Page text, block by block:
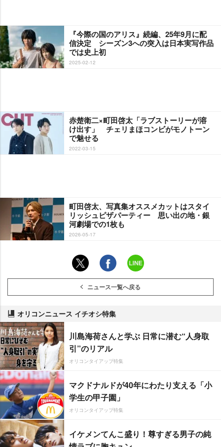
『今際の国のアリス』続編、25年9月に配
信決定 シーズン3への突入は日本実写作品
では史上初
2025-02-12
赤楚衛二×町田啓太「ラブストーリーが溶
け出す」 チェリまほコンビがモノトーン
で魅せる
2022-03-15
町田啓太、写真集オススメカットはスタイ
リッシュピザパーティー 思い出の地・銀
河劇場での1枚も
2026-05-17
ニュース一覧へ戻る
オリコンニュース イチオシ特集
川島海荷さんと学ぶ 日常に潜む“人身取
引”のリアル
オリコンタイアップ特集
マクドナルドが40年にわたり支える「小
学生の甲子園」
オリコンタイアップ特集
イケメンてんこ盛り！尊すぎる男子の純